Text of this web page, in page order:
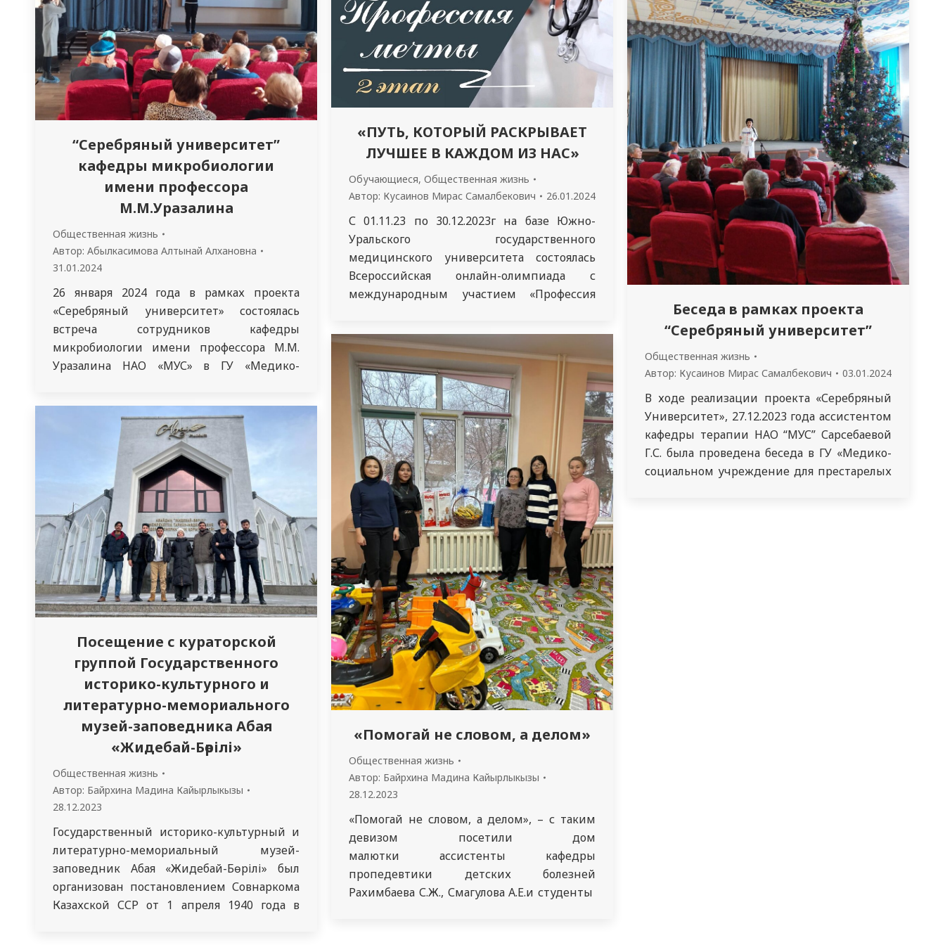
“Серебряный университет”
кафедры микробиологии
имени профессора
М.М.Уразалина
Общественная жизнь
Автор: Абылкасимова Алтынай Алхановна
31.01.2024
26 января 2024 года в рамках проекта
«Серебряный университет» состоялась
встреча сотрудников кафедры
микробиологии имени профессора М.М.
Уразалина НАО «МУС» в ГУ «Медико-
и инвалидов общего типа в г.Семей».
Сотрудники кафедры провели для людей
пожилого возраста тренинг по теме
«Нейрогимнастика. Упражнения для
улучшения памяти». Во время тренинга
была прочитана лекция о
нейрогимнастике.…
«ПУТЬ, КОТОРЫЙ РАСКРЫВАЕТ
ЛУЧШЕЕ В КАЖДОМ ИЗ НАС»
Обучающиеся, Общественная жизнь
Автор: Кусаинов Мирас Самалбекович 26.01.2024
С 01.11.23 по 30.12.2023г на базе Южно-
Уральского государственного
медицинского университета состоялась
Всероссийская онлайн-олимпиада с
международным участием «Профессия
обучающихся из 82 медицинских вузов и
факультетов России, Беларуси, Казахстана,
Узбекистана, Таджикистана,
Азербайджана, Армении и Кыргызстана. В
данном международном соревновании
приняли участие и наши студенты
специальности «Общественное
здравоохранение»: Жаксибаева Сания,
Сайлауғалиева Фарида,…
Беседа в рамках проекта
“Серебряный университет”
Общественная жизнь
Автор: Кусаинов Мирас Самалбекович 03.01.2024
В ходе реализации проекта «Серебряный
Университет», 27.12.2023 года ассистентом
кафедры терапии НАО “МУС” Сарсебаевой
Г.С. была проведена беседа в ГУ «Медико-
социальном учреждение для престарелых
«Помогай не словом, а делом»
Общественная жизнь
Автор: Байрхина Мадина Кайырлыкызы
28.12.2023
«Помогай не словом, а делом», – с таким
девизом посетили дом
малютки ассистенты кафедры
пропедевтики детских болезней
Рахимбаева С.Ж., Смагулова А.Е.и студенты
Посещение с кураторской
группой Государственного
историко-культурного и
литературно-мемориального
музей-заповедника Абая
«Жидебай-Бөрілі»
Общественная жизнь
Автор: Байрхина Мадина Кайырлыкызы
28.12.2023
Государственный историко-культурный и
литературно-мемориальный музей-
заповедник Абая «Жидебай-Бөрілі» был
организован постановлением Совнаркома
Казахской ССР от 1 апреля 1940 года в